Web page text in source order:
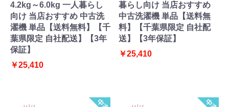
4.2kg～6.0kg 一人暮らし
向け 当店おすすめ 中古洗
濯機 単品【送料無料】【千
葉県限定 自社配送】【3年
保証】
￥25,410
暮らし向け 当店おすすめ
中古洗濯機 単品【送料無
料】【千葉県限定 自社配
送】【3年保証】
￥25,410